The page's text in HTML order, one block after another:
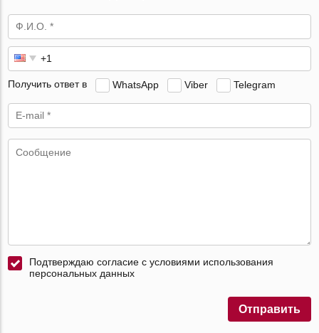
Получить ответ в WhatsApp Viber Telegram
Подтверждаю согласие с условиями использования
персональных данных
Отправить